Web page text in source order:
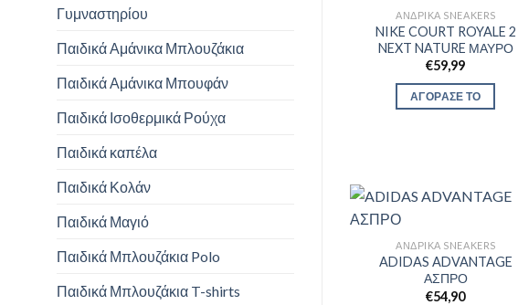
Γυμναστηρίου
Παιδικά Αμάνικα Μπλουζάκια
Παιδικά Αμάνικα Μπουφάν
Παιδικά Ισοθερμικά Ρούχα
Παιδικά καπέλα
Παιδικά Κολάν
Παιδικά Μαγιό
Παιδικά Μπλουζάκια Polo
Παιδικά Μπλουζάκια T-shirts
ΑΝΔΡΙΚΆ SNEAKERS
NIKE COURT ROYALE 2
NEXT NATURE ΜΑΥΡΟ
€59,99
ΑΓΟΡΑΣΕ ΤΟ
ΑΝΔΡΙΚΆ SNEAKERS
ADIDAS ADVANTAGE
ΑΣΠΡΟ
€54,90